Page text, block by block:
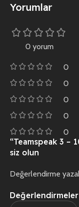
Yorumlar
0 yorum
0
0
0
0
0
Değerlendirmeler
“Teamspeak 3 –
siz olun
Değerlendirme